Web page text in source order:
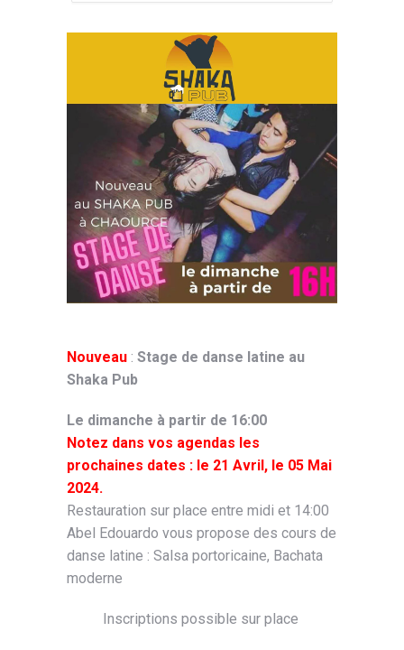
Nouveau : Stage de danse latine au
Shaka Pub
Le dimanche à partir de 16:00
Notez dans vos agendas les
prochaines dates : le 21 Avril, le 05 Mai
2024.
Restauration sur place entre midi et 14:00
Abel Edouardo vous propose des cours de
danse latine : Salsa portoricaine, Bachata
moderne
Inscriptions possible sur place